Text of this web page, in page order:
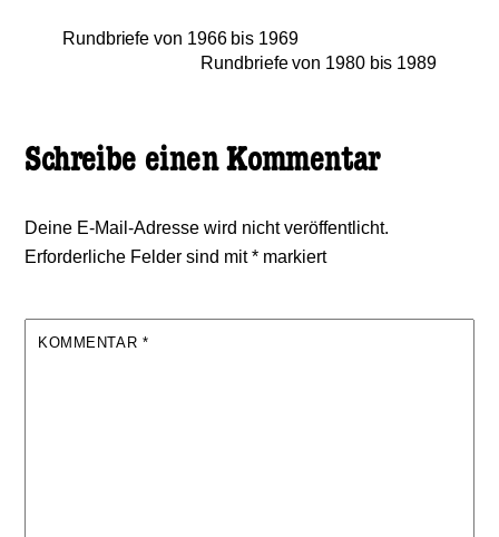
Rundbriefe von 1966 bis 1969
Rundbriefe von 1980 bis 1989
Schreibe einen Kommentar
Deine E-Mail-Adresse wird nicht veröffentlicht.
Erforderliche Felder sind mit* markiert
KOMMENTAR *